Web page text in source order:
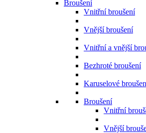
Broušení
Vnitřní broušení
Vnější broušení
Vnitřní a vnější
Bezhroté broušení
Karuselové
Broušení
Vnitřní
Vnější